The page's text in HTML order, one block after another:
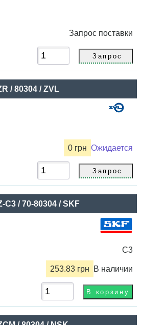
Запрос поставки
/ 80304 / ZVL
0 грн Ожидается
/ 70-80304 / SKF
C3
253.83 грн В наличии